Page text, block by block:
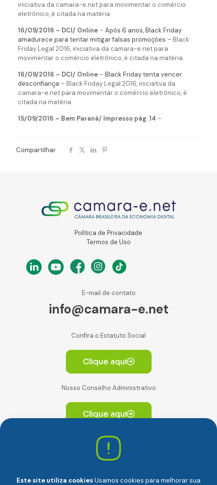
iniciativa da camara-e.net para movimentar o comércio
eletrônico, é citada na matéria.
16/09/2016 – DCI/ Online– Após 6 anos, Black Friday
amadurece para tentar mitigar falsas promoções – Black
Friday Legal 2016, iniciativa da camara-e.net para
movimentar o comércio eletrônico, é citada na matéria.
16/09/2016 – DCI/ Online– Black Friday tenta vencer
desconfiança – Black Friday Legal 2016, iniciativa da
camara-e.net para movimentar o comércio eletrônico, é
citada na matéria.
15/09/2016 – Bem Paraná/ Impresso pág. 14 –
Compartilhar
Política de Privacidade
Termos de Uso
E-mail de contato
info@camara-e.net
Confira o Estatuto Social
Clique aqui
Nosso Conselho Administrativo
Clique aqui
Av. Paulista, 2064. Conjunto 14, (Edifício Paulista) -
CEP 01310-928 Consolação – São Paulo/SP
Este site utiliza cookiesUsamos cookies para melhorar sua